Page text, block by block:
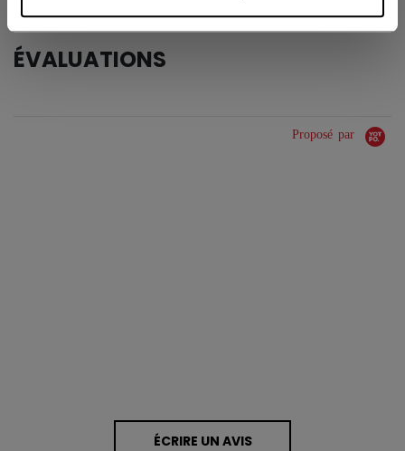
ÉVALUATIONS
Proposé par
ÉCRIRE UN AVIS